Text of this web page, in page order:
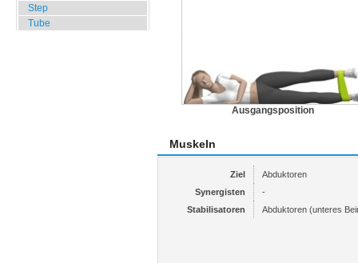
Step
Tube
Ausgangsposition
Muskeln
Ziel
Abduktoren
Synergisten
-
Stabilisatoren
Abduktoren (unteres